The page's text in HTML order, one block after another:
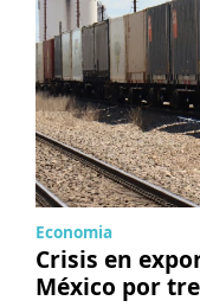
Economia
Crisis en
México por